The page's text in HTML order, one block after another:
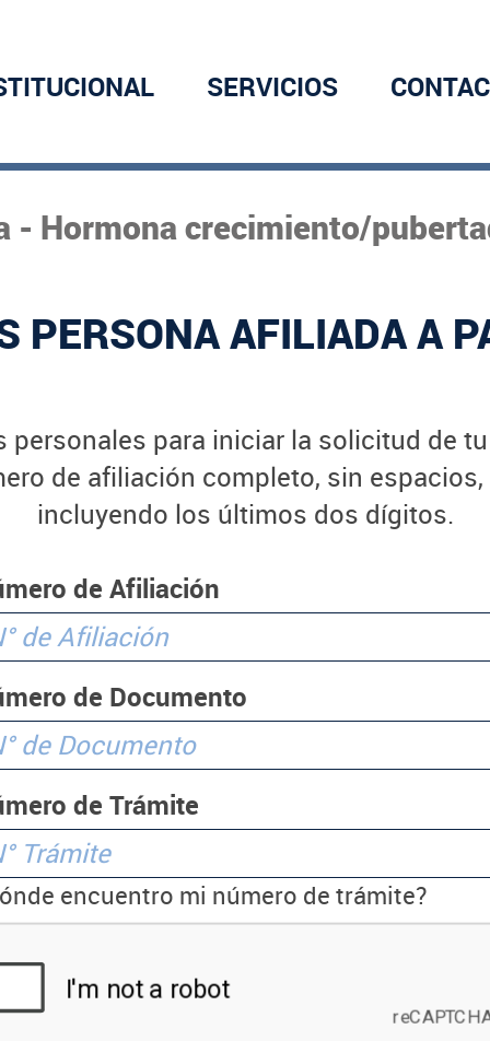
SERVICIOS
- Hormona crecimiento/
PERSONA AFILIADA A
personales para iniciar la solicitud de
de afiliación completo, sin
incluyendo los últimos dos dígitos.
de Afiliación
de Documento
de Trámite
encuentro mi número de trámite?